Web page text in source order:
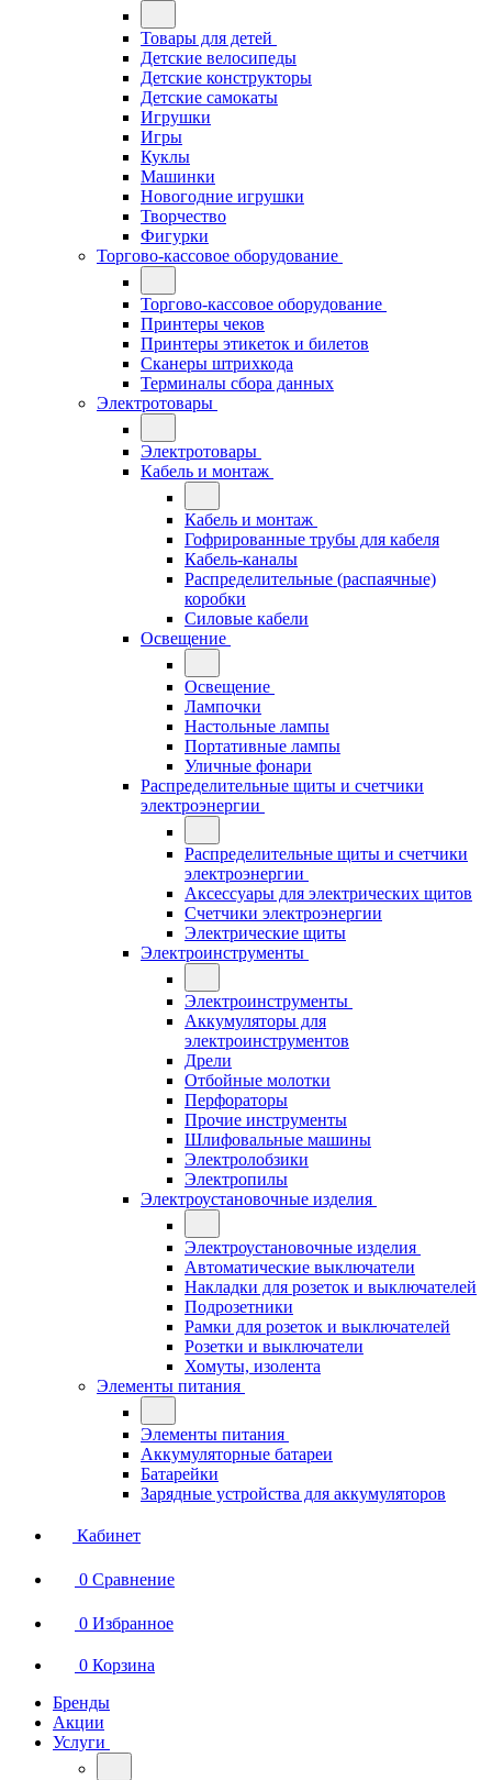
Товары для детей
Детские велосипеды
Детские конструкторы
Детские самокаты
Игрушки
Игры
Куклы
Машинки
Новогодние игрушки
Творчество
Фигурки
Торгово-кассовое оборудование
Торгово-кассовое оборудование
Принтеры чеков
Принтеры этикеток и билетов
Сканеры штрихкода
Терминалы сбора данных
Электротовары
Электротовары
Кабель и монтаж
Кабель и монтаж
Гофрированные трубы для кабеля
Кабель-каналы
Распределительные (распаячные)
коробки
Силовые кабели
Освещение
Освещение
Лампочки
Настольные лампы
Портативные лампы
Уличные фонари
Распределительные щиты и счетчики
электроэнергии
Распределительные щиты и счетчики
электроэнергии
Аксессуары для электрических щитов
Счетчики электроэнергии
Электрические щиты
Электроинструменты
Электроинструменты
Аккумуляторы для
электроинструментов
Дрели
Отбойные молотки
Перфораторы
Прочие инструменты
Шлифовальные машины
Электролобзики
Электропилы
Электроустановочные изделия
Электроустановочные изделия
Автоматические выключатели
Накладки для розеток и выключателей
Подрозетники
Рамки для розеток и выключателей
Розетки и выключатели
Хомуты, изолента
Элементы питания
Элементы питания
Аккумуляторные батареи
Батарейки
Зарядные устройства для аккумуляторов
Кабинет
0 Сравнение
0 Избранное
0 Корзина
Бренды
Акции
Услуги